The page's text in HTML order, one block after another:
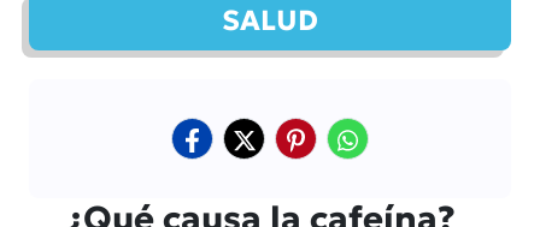
SALUD
¿Qué causa la cafeína?